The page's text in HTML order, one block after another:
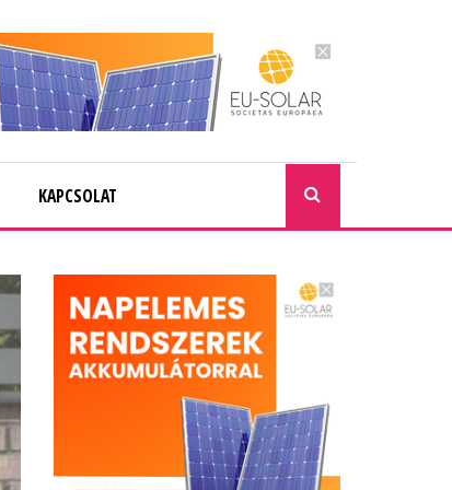
KAPCSOLAT